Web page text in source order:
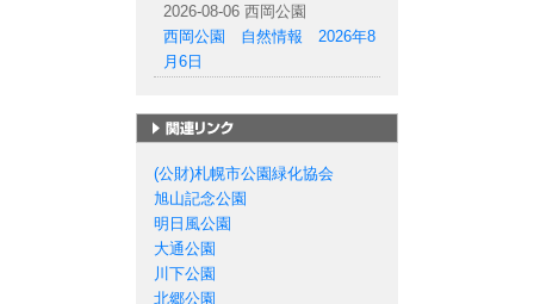
2026-08-06 西岡公園
西岡公園 自然情報 2026年8
月6日
(公財)札幌市公園緑化協会
旭山記念公園
明日風公園
大通公園
川下公園
北郷公園